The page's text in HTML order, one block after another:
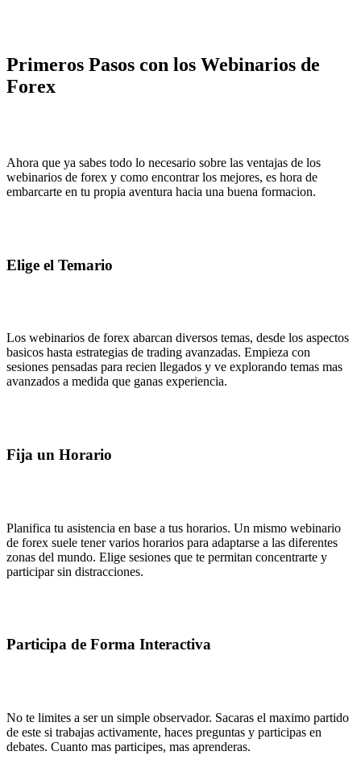
Primeros Pasos con los Webinarios de
Forex
Ahora que ya sabes todo lo necesario sobre las ventajas de los
webinarios de forex y como encontrar los mejores, es hora de
embarcarte en tu propia aventura hacia una buena formacion.
Elige el Temario
Los webinarios de forex abarcan diversos temas, desde los aspectos
basicos hasta estrategias de trading avanzadas. Empieza con
sesiones pensadas para recien llegados y ve explorando temas mas
avanzados a medida que ganas experiencia.
Fija un Horario
Planifica tu asistencia en base a tus horarios. Un mismo webinario
de forex suele tener varios horarios para adaptarse a las diferentes
zonas del mundo. Elige sesiones que te permitan concentrarte y
participar sin distracciones.
Participa de Forma Interactiva
No te limites a ser un simple observador. Sacaras el maximo partido
de este si trabajas activamente, haces preguntas y participas en
debates. Cuanto mas participes, mas aprenderas.